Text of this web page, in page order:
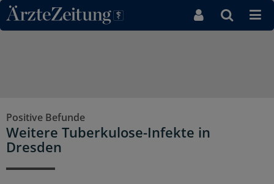
Direkt zum Inhaltsbereich
Positive Befunde
Weitere Tuberkulose-Infekte in
Dresden